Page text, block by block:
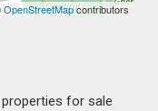
OpenStreetMapcontributors
for sale